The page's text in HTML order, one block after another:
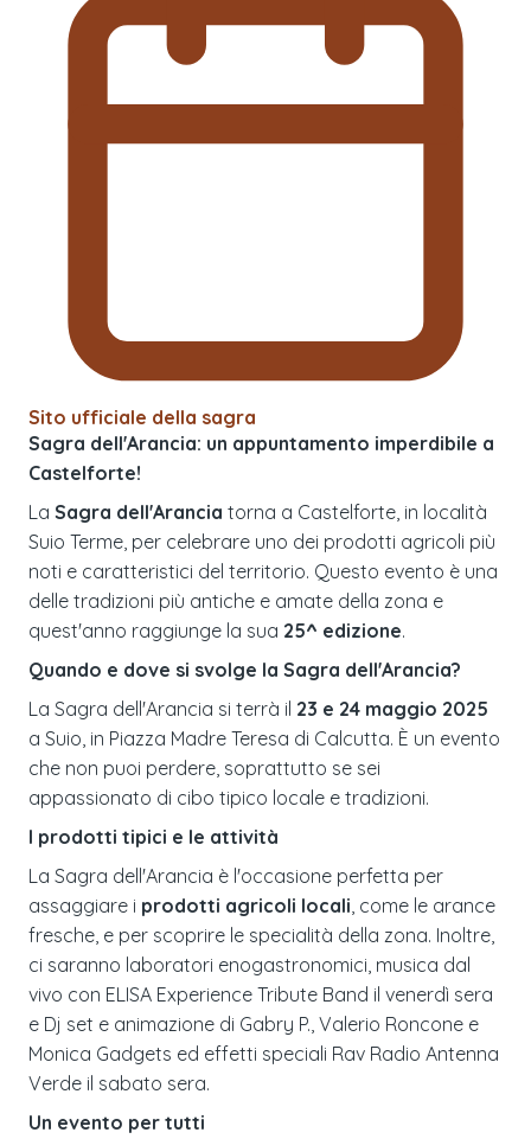
Sito ufficiale della sagra
Sagra dell'Arancia: un appuntamento imperdibile a
Castelforte!
La Sagra dell'Arancia torna a Castelforte, in località
Suio Terme, per celebrare uno dei prodotti agricoli più
noti e caratteristici del territorio. Questo evento è una
delle tradizioni più antiche e amate della zona e
quest'anno raggiunge la sua 25^ edizione.
Quando e dove si svolge la Sagra dell'Arancia?
La Sagra dell'Arancia si terrà il 23 e 24 maggio 2025
a Suio, in Piazza Madre Teresa di Calcutta. È un evento
che non puoi perdere, soprattutto se sei
appassionato di cibo tipico locale e tradizioni.
I prodotti tipici e le attività
La Sagra dell'Arancia è l'occasione perfetta per
assaggiare i prodotti agricoli locali , come le arance
fresche, e per scoprire le specialità della zona. Inoltre,
ci saranno laboratori enogastronomici, musica dal
vivo con ELISA Experience Tribute Band il venerdì sera
e Dj set e animazione di Gabry P., Valerio Roncone e
Monica Gadgets ed effetti speciali Rav Radio Antenna
Verde il sabato sera.
Un evento per tutti